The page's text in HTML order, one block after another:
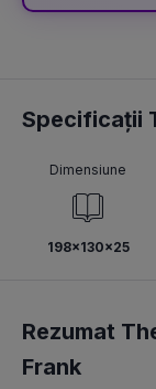
Specificații
Dimensiune
198x130x25
Rezumat
Frank